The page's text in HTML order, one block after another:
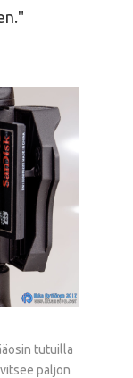
tutuilla
paljon